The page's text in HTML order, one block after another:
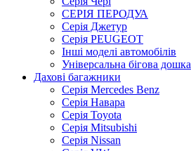
СЕРІЯ ПЕРОДУА
Серія Джетур
Серія PEUGEOT
Інші моделі автомобілів
Універсальна бігова дошка
Дахові багажники
Серія Mercedes Benz
Серія Навара
Серія Toyota
Серія Mitsubishi
Серія Nissan